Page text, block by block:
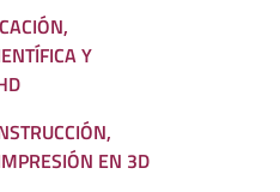
Y
EN 3D